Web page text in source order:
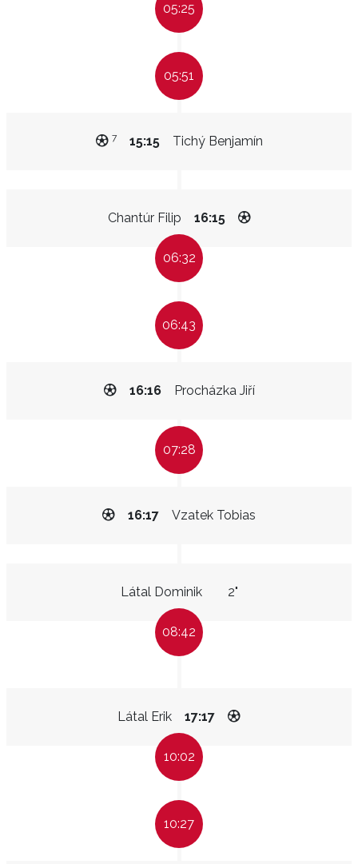
05:25
05:51
Tichý Benjamín
15:15
7
Chantúr Filip 16:15
06:32
06:43
Procházka Jiří
16:16
07:28
Vzatek Tobias
16:17
Látal Dominik 2"
08:42
Látal Erik 17:17
10:02
10:27